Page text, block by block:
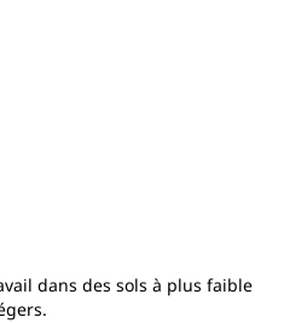
dans des sols à plus faible